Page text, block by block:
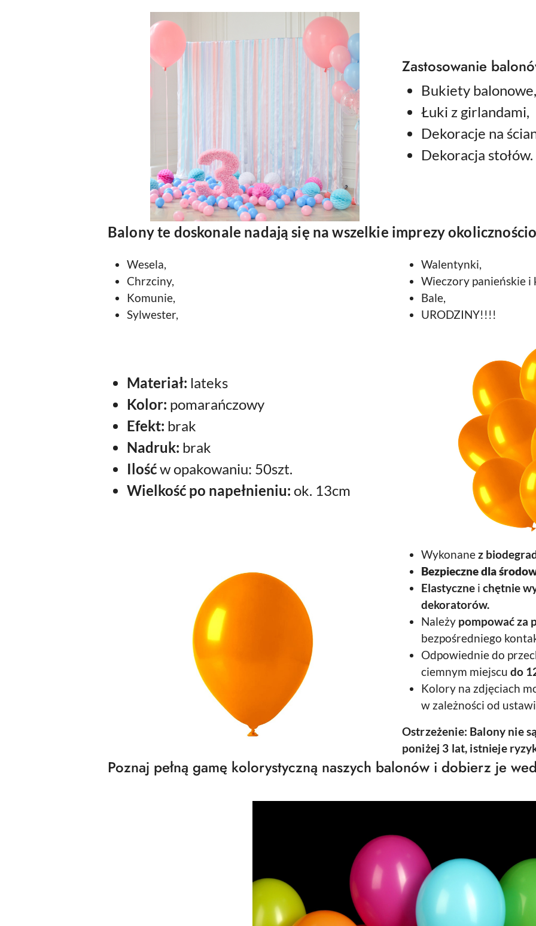
Zastosowanie
Bukiety balonowe,
Łuki z girlandami,
Dekoracje na
Dekoracja stołów.
Balony te doskonale nadają się na wszelkie imprezy
Wesela,
Chrzciny,
Komunie,
Sylwester,
Walentynki,
Wieczory panieńskie i
Bale,
URODZINY!!!!
Materiał: lateks
Kolor: pomarańczowy
Efekt: brak
Nadruk: brak
Ilośćw opakowaniu: 50szt.
Wielkość po napełnieniu: ok. 13cm
Wykonanez
Bezpieczne dla
Elastyczne i chętnie
dekoratorów.
Należy pompować za
bezpośredniego
Odpowiednie do
ciemnym miejscu do
Kolory na zdjęciach
w zależności od
Ostrzeżenie: Balony nie
poniżej 3 lat, istnieje
Poznaj pełną gamę kolorystyczną naszych balonów i dobierz je